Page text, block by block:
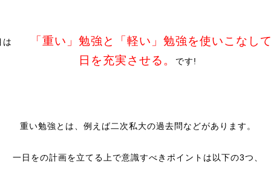
は
「重い」勉強と「軽い」勉強を使いこなし
日を充実させる。
です!
重い勉強とは、例えば二次私大の過去問などがあります。
一日をの計画を立てる上で意識すべきポイントは以下の3つ、